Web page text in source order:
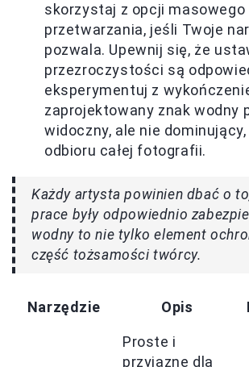
skorzystaj z opcji masowego
przetwarzania, jeśli Twoje
pozwala. Upewnij się, że
przezroczystości są
eksperymentuj z
zaprojektowany znak wodny
widoczny, ale nie dominujący,
odbioru całej fotografii.
Każdy artysta powinien dbać o
prace były odpowiednio
wodny to nie tylko element
część tożsamości twórcy.
Narzędzie Opis
Proste i
przyjazne dla